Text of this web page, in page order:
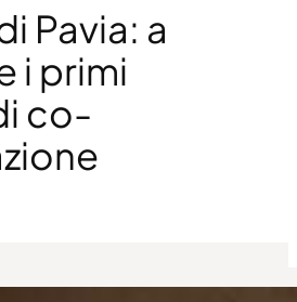
Pavia: a
i primi
co-